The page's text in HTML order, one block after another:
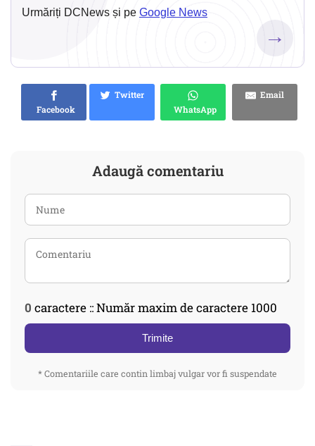
Urmăriți DCNews și pe Google News
→
Facebook
Twitter
WhatsApp
Email
Adaugă comentariu
0 caractere :: Număr maxim de caractere 1000
Trimite
* Comentariile care contin limbaj vulgar vor fi suspendate